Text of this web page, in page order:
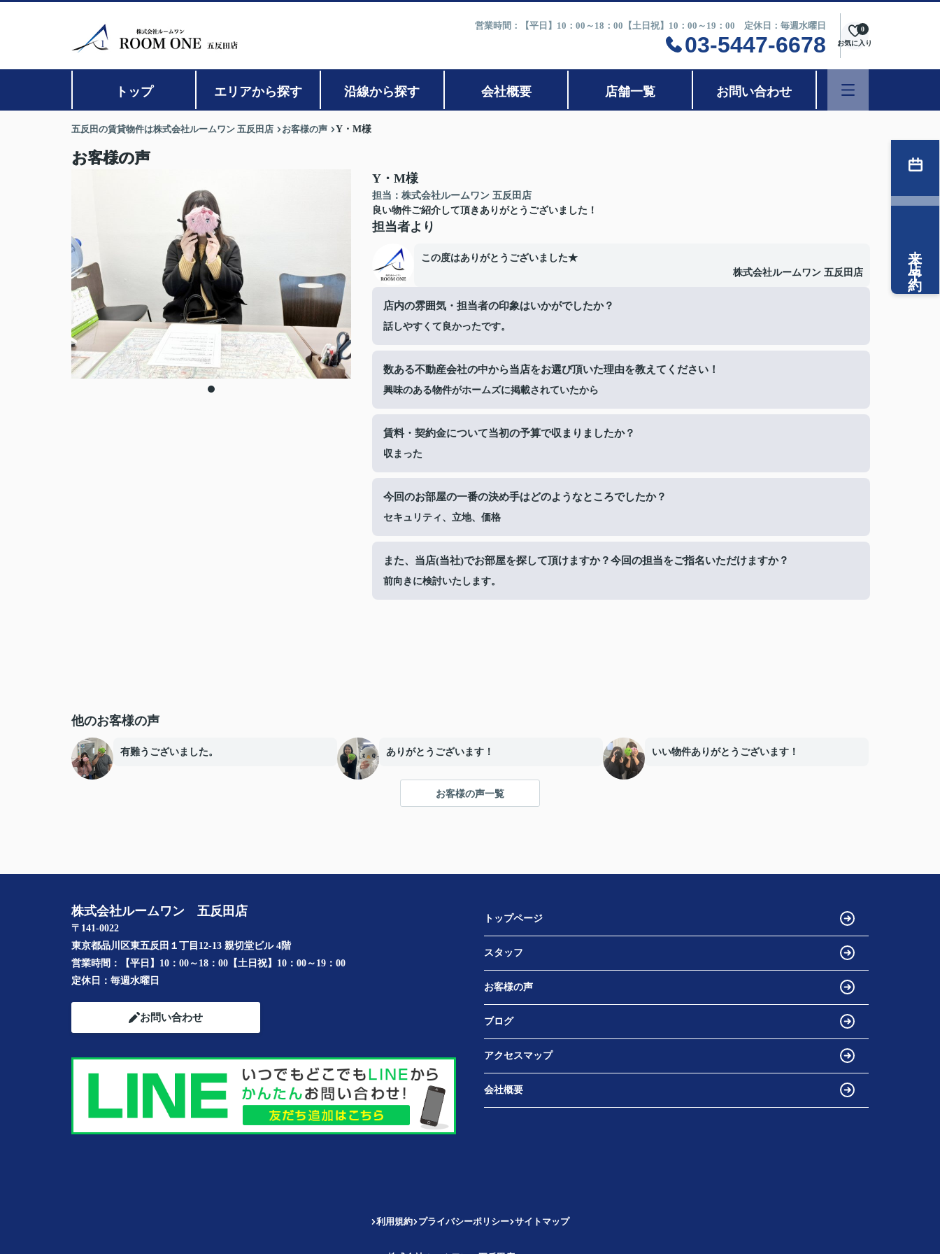
営業時間：【平日】10：00～18：00【土日祝】10：00～19：00 定休日：毎週水曜日
03-5447-6678 お気に入り
0
トップ エリアから探す 沿線から探す 会社概要 店舗一覧 お問い合わせ
五反田の賃貸物件は株式会社ルームワン 五反田店 お客様の声 Y・M様
お客様の声
Y・M様
担当：株式会社ルームワン 五反田店
良い物件ご紹介して頂きありがとうございました！
担当者より
この度はありがとうございました★
株式会社ルームワン 五反田店
店内の雰囲気・担当者の印象はいかがでしたか？
話しやすくて良かったです。
数ある不動産会社の中から当店をお選び頂いた理由を教えてください！
興味のある物件がホームズに掲載されていたから
賃料・契約金について当初の予算で収まりましたか？
収まった
今回のお部屋の一番の決め手はどのようなところでしたか？
セキュリティ、立地、価格
また、当店(当社)でお部屋を探して頂けますか？今回の担当をご指名いただけますか？
前向きに検討いたします。
他のお客様の声
有難うございました。 ありがとうございます！ いい物件ありがとうございます！
お客様の声一覧
来店予約
株式会社ルームワン 五反田店
〒141-0022
東京都品川区東五反田１丁目12-13 親切堂ビル 4階
営業時間：
【平日】10：00～18：00【土日祝】10：00～19：00
定休日： 毎週水曜日
お問い合わせ
トップページ
スタッフ
お客様の声
ブログ
アクセスマップ
会社概要
利用規約 プライバシーポリシー サイトマップ